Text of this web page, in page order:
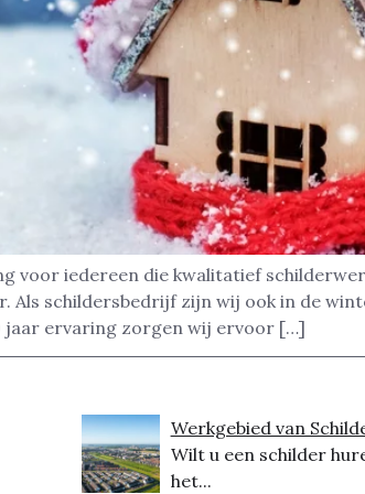
voor iedereen die kwalitatief
Als schildersbedrijf zijn wij ook in de
jaar ervaring zorgen wij ervoor […]
Werkgebied van
Wilt u een schilder
het...